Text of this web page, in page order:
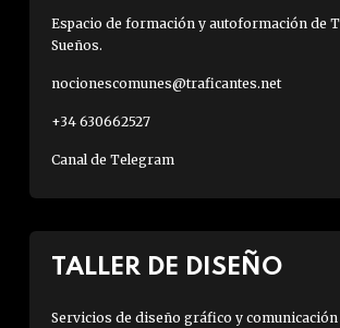
Espacio de formación y autoformación de
Sueños.
nocionescomunes@traficantes.net
+34 630662527
Canal de Telegram
TALLER DE DISEÑO
Servicios de diseño gráfico y comunicación